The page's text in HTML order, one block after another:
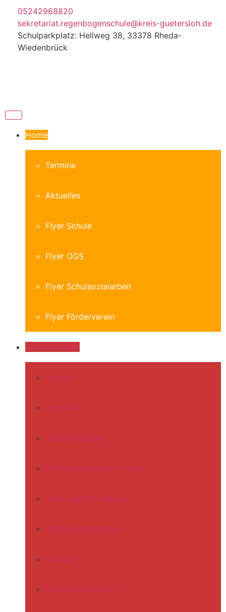
05242968820
sekretariat.regenbogenschule@kreis-guetersloh.de
Schulparkplatz: Hellweg 38, 33378 Rheda-
Wiedenbrück
Home
Termine
Aktuelles
Flyer Schule
Flyer OGS
Flyer Schulsozialarbeit
Flyer Förderverein
Unsere Schule
Leitbild
Kurzprofil
Schulrundgang
Förderkonzept der Schule
Team und Verwaltung
Rahmenstundenplan
Klassen
Schülermitwirkung